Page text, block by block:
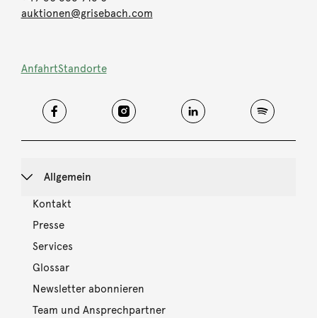
auktionen@grisebach.com
AnfahrtStandorte
Allgemein
Kontakt
Presse
Services
Glossar
Newsletter abonnieren
Team und Ansprechpartner